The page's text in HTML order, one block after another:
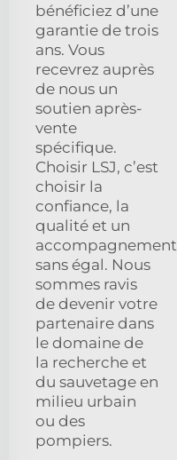
bénéficiez d’une
garantie de trois
ans. Vous
recevrez auprès
de nous un
soutien après-
vente
spécifique.
Choisir LSJ, c’est
choisir la
confiance, la
qualité et un
accompagnement
sans égal. Nous
sommes ravis
de devenir votre
partenaire dans
le domaine de
la recherche et
du sauvetage en
milieu urbain
ou des
pompiers.